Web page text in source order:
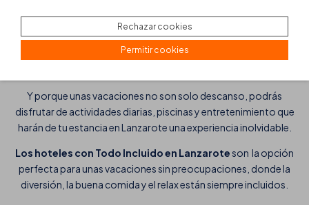
snacks disponibles durante todo el día, podrás disfrutar de una
amplia oferta gastronómica que incluye opciones para todos los
gustos y edades. Además, nuestros bares ofrecen refrescos,
Y porque unas vacaciones no son solo descanso, podrás
disfrutar de actividades diarias, piscinas y entretenimiento que
harán de tu estancia en Lanzarote una experiencia inolvidable.
Los hoteles con Todo Incluido en Lanzaroteson la opción
perfecta para unas vacaciones sin preocupaciones, donde la
diversión, la buena comida y el relax están siempre incluidos.
Rechazar cookies
Permitir cookies